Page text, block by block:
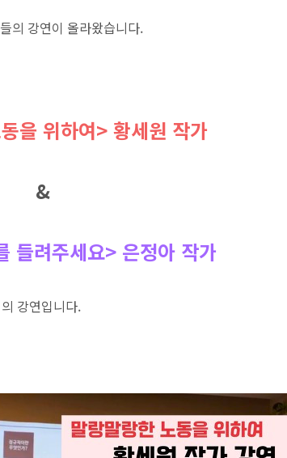
의 강연이 올라왔습니다.
을 위하여> 황세원 작가
&
들려주세요> 은정아 작가
의 강연입니다.